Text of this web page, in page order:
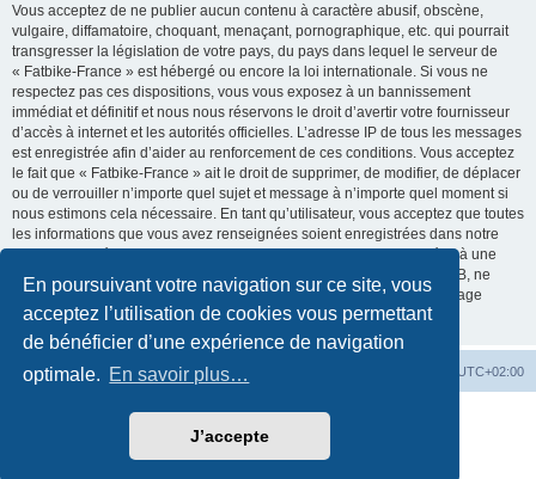
En poursuivant votre navigation sur ce site, vous
acceptez l’utilisation de cookies vous permettant
de bénéficier d’une expérience de navigation
optimale. En savoir plus…
J’accepte
Vous acceptez de ne publier aucun contenu à caractère abusif, obscène,
vulgaire, diffamatoire, choquant, menaçant, pornographique, etc. qui pourrait
transgresser la législation de votre pays, du pays dans lequel le serveur de
« Fatbike-France » est hébergé ou encore la loi internationale. Si vous ne
respectez pas ces dispositions, vous vous exposez à un bannissement
immédiat et définitif et nous nous réservons le droit d’avertir votre fournisseur
d’accès à internet et les autorités officielles. L’adresse IP de tous les messages
est enregistrée afin d’aider au renforcement de ces conditions. Vous acceptez
le fait que « Fatbike-France » ait le droit de supprimer, de modifier, de déplacer
ou de verrouiller n’importe quel sujet et message à n’importe quel moment si
nous estimons cela nécessaire. En tant qu’utilisateur, vous acceptez que toutes
les informations que vous avez renseignées soient enregistrées dans notre
base de données. Bien que ces informations ne seront pas diffusées à une
tierce partie sans votre consentement, ni « Fatbike-France », ni phpBB, ne
pourront être tenus comme responsables en cas de tentative de piratage
informatique visant à compromettre vos données.
Accueil Accueil du forum UTC+02:00
Développé parphpBB® Forum Software © phpBB Limited
Traduction française officielle
Fatbike France